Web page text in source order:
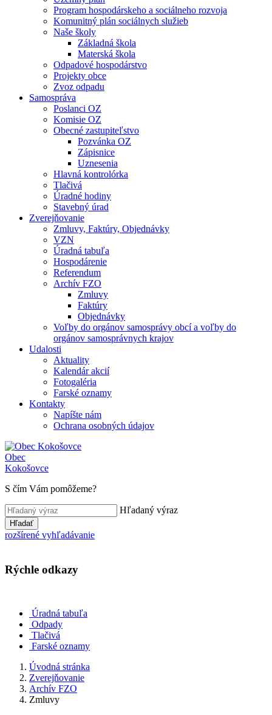
Program hospodárskeho a sociálneho rozvoja
Komunitný plán sociálnych služieb
Naše školy
Základná škola
Materská škola
Odpadové hospodárstvo
Projekty obce
Zvoz odpadu
Samospráva
Poslanci OZ
Komisie OZ
Obecné zastupiteľstvo
Pozvánka OZ
Zápisnice
Uznesenia
Hlavná kontrolórka
Tlačivá
Úradné hodiny
Stavebný úrad
Zverejňovanie
Zmluvy, Faktúry, Objednávky
VZN
Úradná tabuľa
Hospodárenie
Referendum
Archív FZO
Zmluvy
Faktúry
Objednávky
Voľby do orgánov samosprávy obcí a voľby do
orgánov samosprávnych krajov
Udalosti
Aktuality
Kalendár akcií
Fotogaléria
Farské oznamy
Kontakty
Napíšte nám
Ochrana osobných údajov
Obec
Kokošovce
S čím Vám pomôžeme?
Hľadaný výraz
Hľadať
rozšírené vyhľadávanie
Rýchle odkazy
Úradná tabuľa
Odpady
Tlačivá
Farské oznamy
Úvodná stránka
Zverejňovanie
Archív FZO
Zmluvy